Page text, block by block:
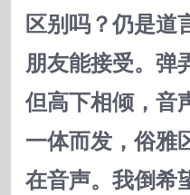
区别吗？仍是道
朋友能接受。弹
但高下相倾，音
一体而发，俗雅
在音声。我倒希